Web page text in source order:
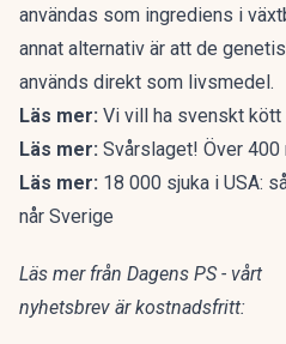
användas som ingrediens i
annat alternativ är att de
används direkt som livsmedel.
Läs mer: Vi vill ha svenskt
Läs mer: Svårslaget! Över
Läs mer: 18 000 sjuka i USA:
når Sverige
Läs mer från Dagens PS - vårt
nyhetsbrev är kostnadsfritt: